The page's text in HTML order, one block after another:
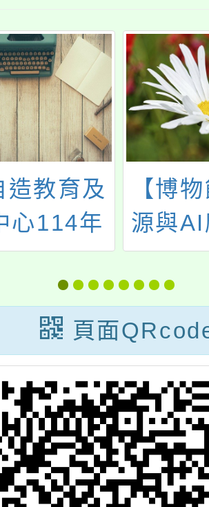
博物館網站資
與AI應用】教
研習活動簡章
年
導
11
習
詳
頁面